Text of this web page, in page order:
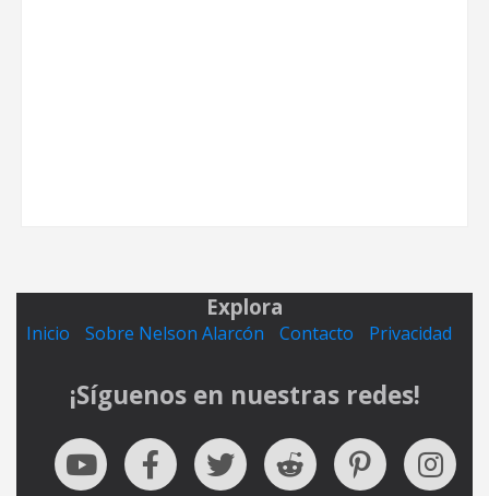
Explora
Inicio Sobre Nelson Alarcón Contacto Privacidad
¡Síguenos en nuestras redes!